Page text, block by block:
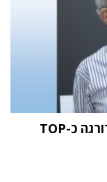
מחקר STKI השנתי: וואן טכנולוגיות דורגה כ-TOP